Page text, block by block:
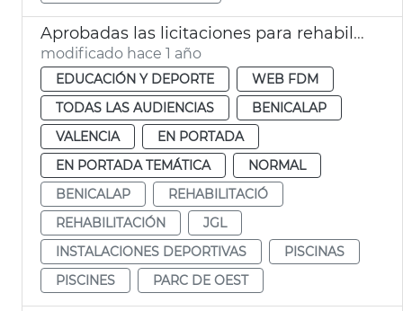
Aprobadas las licitaciones para rehabilitar las piscinas de Benicalap y del Parc de l'Oest
modificado hace 1 año
EDUCACIÓN Y DEPORTE
WEB FDM
TODAS LAS AUDIENCIAS
BENICALAP
VALENCIA
EN PORTADA
EN PORTADA TEMÁTICA
NORMAL
BENICALAP
REHABILITACIÓ
REHABILITACIÓN
JGL
INSTALACIONES DEPORTIVAS
PISCINAS
PISCINES
PARC DE OEST